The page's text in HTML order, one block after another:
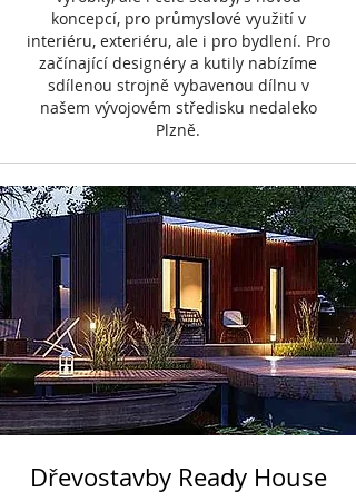
koncepcí, pro průmyslové využití v
interiéru, exteriéru, ale i pro bydlení. Pro
začínající designéry a kutily nabízíme
sdílenou strojně vybavenou dílnu v
našem vývojovém středisku nedaleko
Plzně.
Dřevostavby Ready House